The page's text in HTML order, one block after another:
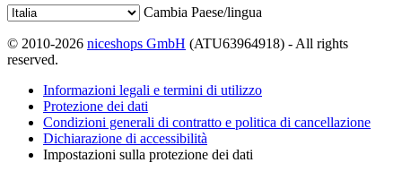
Cambia Paese/lingua
© 2010-2026 niceshops GmbH (ATU63964918) - All rights
reserved.
Informazioni legali e termini di utilizzo
Protezione dei dati
Condizioni generali di contratto e politica di cancellazione
Dichiarazione di accessibilità
Impostazioni sulla protezione dei dati